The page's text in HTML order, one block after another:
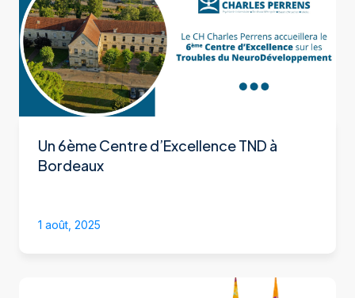
Un 6ème Centre d’Excellence TND à
Bordeaux
1 août, 2025